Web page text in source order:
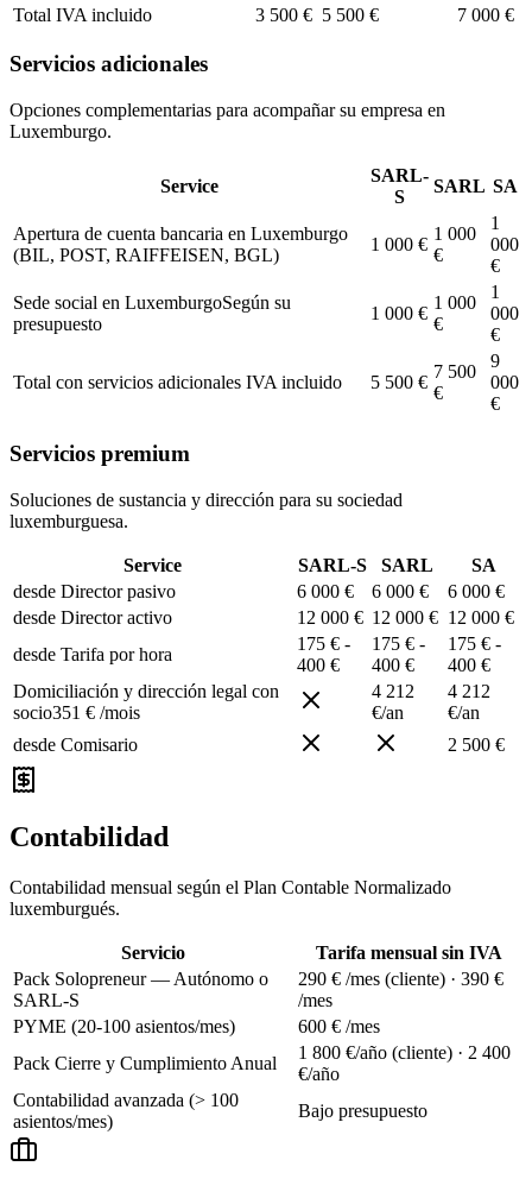
Total IVA incluido
3 500 € 5 500 € 7 000 €
Servicios adicionales
Opciones complementarias para acompañar su empresa en
Luxemburgo.
Service
SARL-
S
SARL SA
Apertura de cuenta bancaria en Luxemburgo
(BIL, POST, RAIFFEISEN, BGL)
1 000 €
1 000
€
1
000
€
Sede social en LuxemburgoSegún su
presupuesto
1 000 €
1 000
€
1
000
€
Total con servicios adicionales IVA incluido 5 500 €
7 500
€
9
000
€
Servicios premium
Soluciones de sustancia y dirección para su sociedad
luxemburguesa.
Service SARL-S SARL
SA
desde Director pasivo 6 000 € 6 000 €
6 000 €
desde Director activo 12 000 € 12 000 € 12 000 €
desde Tarifa por hora
175 € -
400 €
175 € -
400 €
175 € -
400 €
Domiciliación y dirección legal con
socio351 € /mois
4 212
€/an
4 212
€/an
desde Comisario 2 500 €
Contabilidad
Contabilidad mensual según el Plan Contable Normalizado
luxemburgués.
Servicio
Tarifa mensual sin IVA
Pack Solopreneur — Autónomo o
SARL-S
290 € /mes (cliente) · 390 €
/mes
PYME (20-100 asientos/mes)
600 € /mes
Pack Cierre y Cumplimiento Anual
1 800 €/año (cliente) · 2 400
€/año
Contabilidad avanzada (> 100
asientos/mes)
Bajo presupuesto